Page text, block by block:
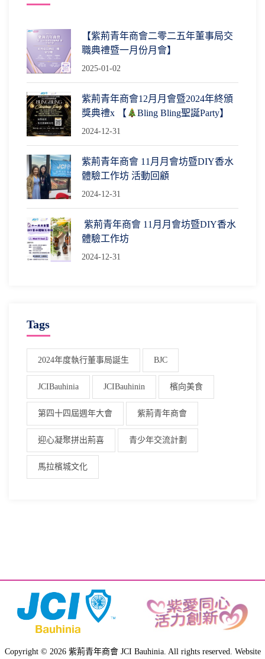
【紫荊青年商會二零二五年董事局交
職典禮暨一月份月會】
2025-01-02
紫荊青年商會12月月會暨2024年終頒
獎典禮x 【
Bling Bling聖誕Party】
2024-12-31
紫荊青年商會 11月月會坊暨DIY香水
體驗工作坊 活動回顧
2024-12-31
紫荊青年商會 11月月會坊暨DIY香水
體驗工作坊
2024-12-31
Tags
2024年度執行董事局誕生 BJC
JCIBauhinia JCIBauhinin 檳向美食
第四十四屆週年大會 紫荊青年商會
迎心凝聚拼出荊喜 青少年交流計劃
馬拉檳城文化
Copyright © 2026 紫荊青年商會 JCI Bauhinia. All rights reserved. Website